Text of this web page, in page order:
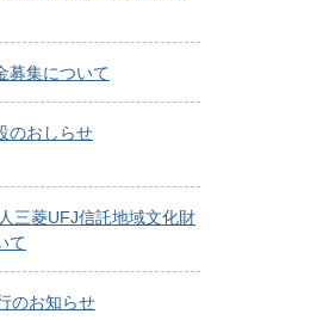
募集について
のおしらせ
三菱UFJ信託地域文化財
て
のお知らせ